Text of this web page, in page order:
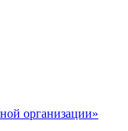
организации»